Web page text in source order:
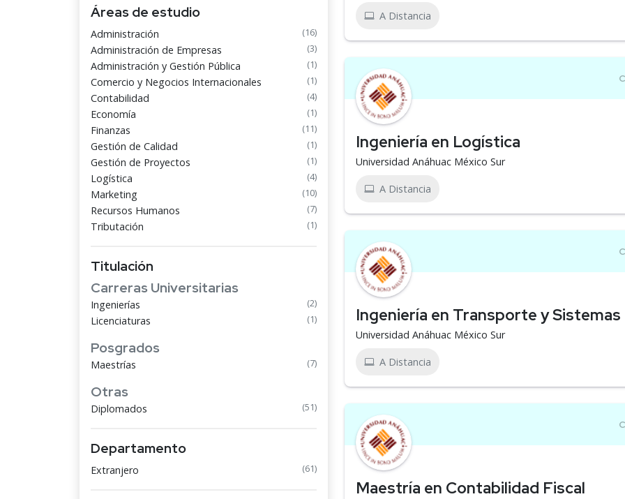
Áreas de estudio
Administración (16)
Administración de Empresas (3)
Administración y Gestión Pública (1)
Comercio y Negocios Internacionales (1)
Contabilidad (4)
Economía (1)
Finanzas (11)
Gestión de Calidad (1)
Gestión de Proyectos (1)
Logística (4)
Marketing (10)
Recursos Humanos (7)
Tributación (1)
Titulación
Carreras Universitarias
Ingenierías (2)
Licenciaturas (1)
Posgrados
Maestrías (7)
Otras
Diplomados (51)
Departamento
Extranjero (61)
A Distancia
Ingeniería en Logística
Universidad Anáhuac México Sur
A Distancia
Ingeniería en Transporte y
Universidad Anáhuac México Sur
A Distancia
Maestría en Contabilidad Fiscal